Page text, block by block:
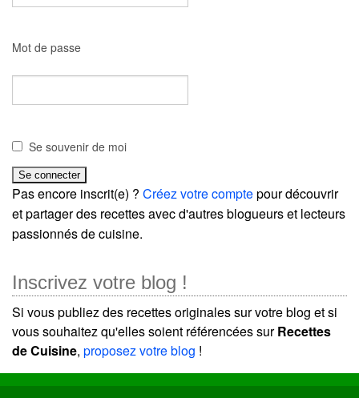
Mot de passe
Se souvenir de moi
Pas encore inscrit(e) ? Créez votre comptepour découvrir
et partager des recettes avec d'autres blogueurs et lecteurs
passionnés de cuisine.
Inscrivez votre blog !
Si vous publiez des recettes originales sur votre blog et si
vous souhaitez qu'elles soient référencées surRecettes
de Cuisine, proposez votre blog !